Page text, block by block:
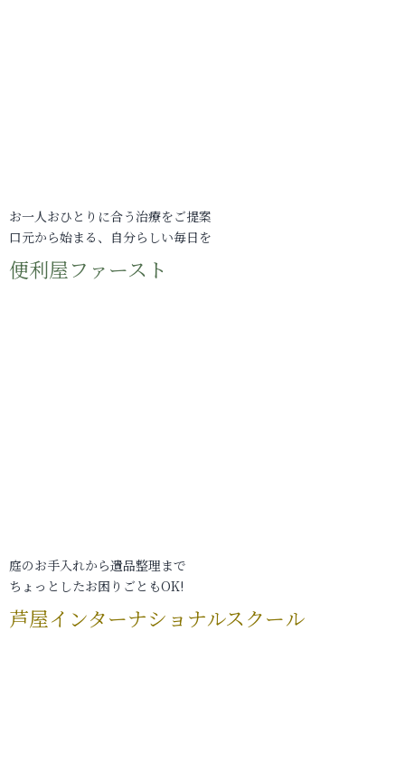
お一人おひとりに合う治療をご提案
口元から始まる、自分らしい毎日を
便利屋ファースト
庭のお手入れから遺品整理まで
ちょっとしたお困りごともOK!
芦屋インターナショナルスクール